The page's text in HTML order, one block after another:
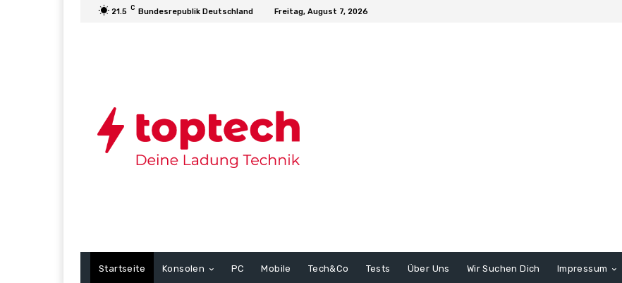
21.5 C Bundesrepublik Deutschland Freitag, August 7, 2026
Startseite Konsolen PC Mobile Tech&Co Tests Über Uns Wir Suchen Dich Impressum